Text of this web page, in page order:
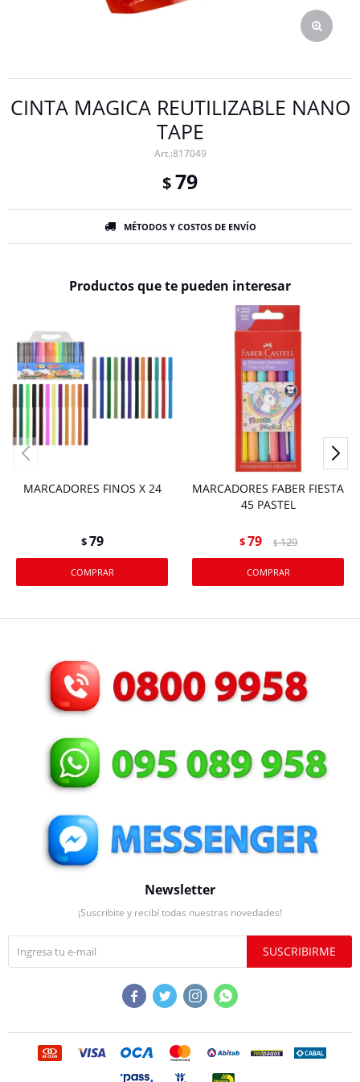
CINTA MAGICA REUTILIZABLE NANO
TAPE
817049
$79
MÉTODOS Y COSTOS DE ENVÍO
Productos que te pueden interesar
MARCADORES FINOS X 24
$79
MARCADORES FABER FIESTA
45 PASTEL
$79 $ 129
Newsletter
¡Suscribite y recibí todas nuestras novedades!
SUSCRIBIRME
   